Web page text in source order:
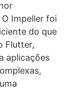
Impeller foi
do que
Flutter,
aplicações